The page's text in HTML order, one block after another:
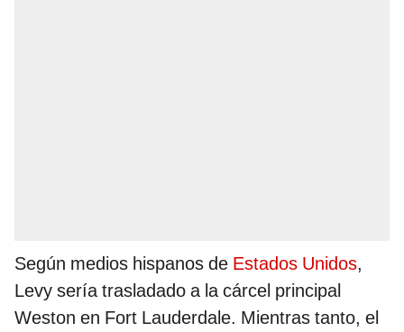
Según medios hispanos de Estados Unidos,
Levy sería trasladado a la cárcel principal
Weston en Fort Lauderdale. Mientras tanto, el